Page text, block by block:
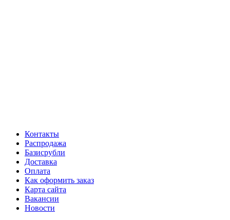
Контакты
Распродажа
Базисрубли
Доставка
Оплата
Как оформить заказ
Карта сайта
Вакансии
Новости